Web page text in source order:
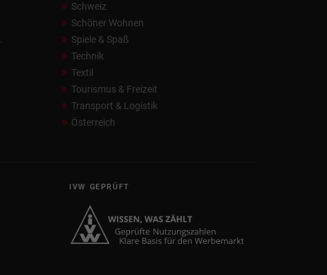
Schweiz
Schöner Wohnen
Spiele & Spaß
Technik
Textil
Tourismus & Freizeit
Transport & Logistik
Österreich
IVW GEPRÜFT